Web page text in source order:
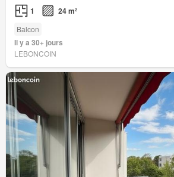
1 24 m²
Balcon
Il y a 30+ jours
LEBONCOIN